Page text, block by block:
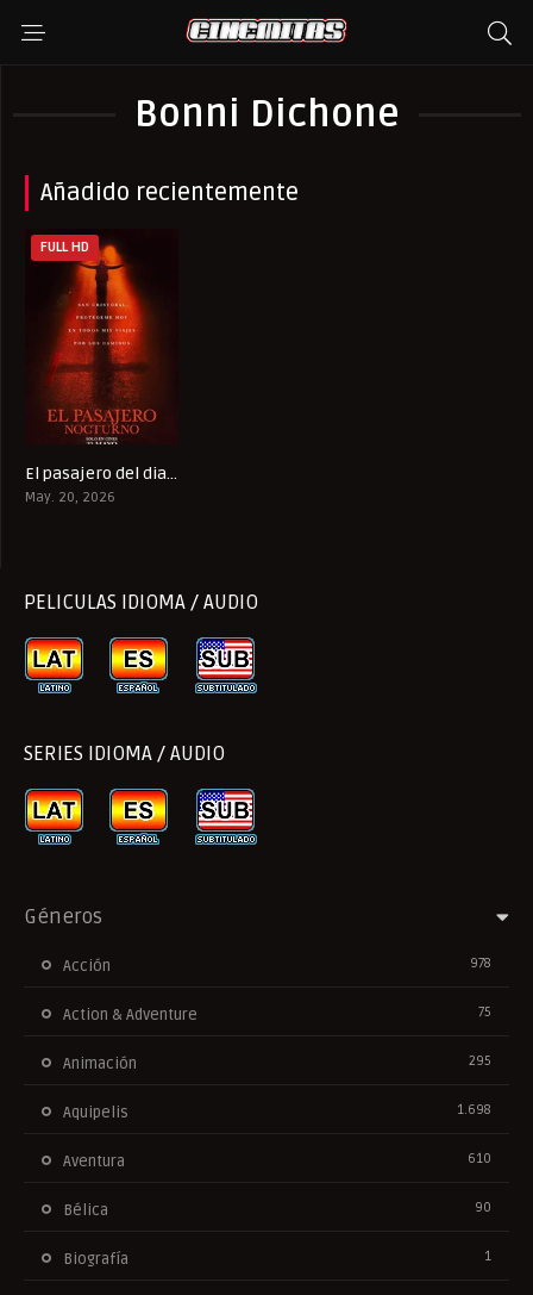
Bonni Dichone
Añadido recientemente
5.6
FULL HD
El pasajero del diablo
May. 20, 2026
PELICULAS IDIOMA / AUDIO
SERIES IDIOMA / AUDIO
Géneros
Acción 978
Action & Adventure 75
Animación 295
Aquipelis 1.698
Aventura 610
Bélica 90
Biografía 1